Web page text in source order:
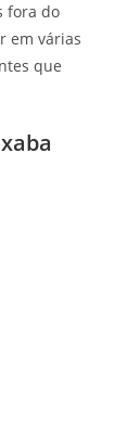
fora do
em várias
que